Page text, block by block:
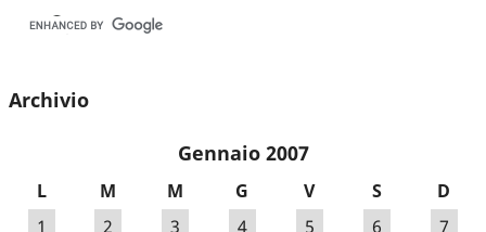
Archivio
Gennaio 2007
L M M G V S
D
1
2 3 4 5 6
7